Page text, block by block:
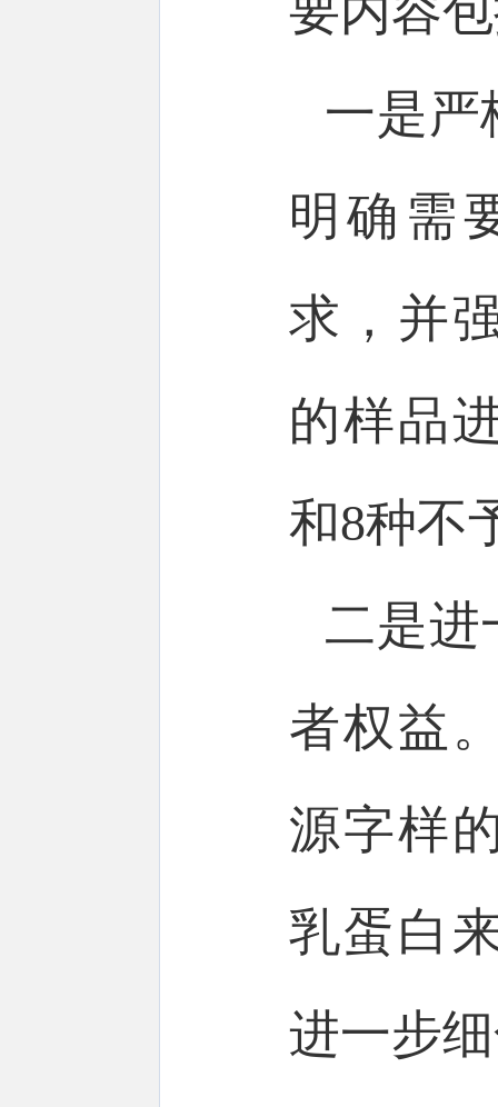
要内容
一是严
明确需
求，并
的样品
和8种不
二是进
者权益
源字样
乳蛋白
进一步